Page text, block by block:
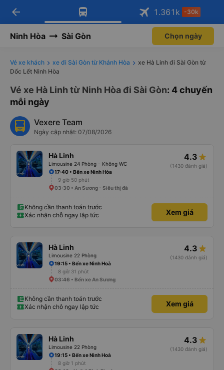
Tải app Vexere ngay!
Nhận ưu đãi thành viên độc
Mở app
Tải app Vexere
-30k/ghế khi đặt vé máy bay qua
Mở app
arrow_back 1.361 k -30k
Ninh Hòa Sài Gòn Chọn ngày
Vé xe khách xe đi Sài Gòn từ Khánh Hòa
xe Hà Linh đi Sài Gòn từ
Dốc Lết Ninh Hòa
Vé xe Hà Linh từ Ninh Hòa đi Sài Gòn: 4 chuyến
mỗi ngày
Vexere Team
Ngày cập nhật: 07/08/2026
Hà Linh
Limousine 24 Phòng - Không WC
4.3
(1430 đánh giá)
17:40 • Bến xe Ninh Hòa
9 giờ 50 phút
03:30 • An Sương - Siêu thị đá
Không cần thanh toán trước
Xác nhận chỗ ngay lập tức
Xem giá
Hà Linh
Limousine 22 Phòng
4.3
(1430 đánh giá)
19:15 • Bến xe Ninh Hoà
8 giờ 31 phút
03:46 • Bến xe An Sương
Không cần thanh toán trước
Xác nhận chỗ ngay lập tức
Xem giá
Hà Linh
Limousine 22 Phòng
4.3
(1430 đánh giá)
19:15 • Bến xe Ninh Hoà
8 giờ 1 phút